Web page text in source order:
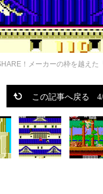
！メーカーの枠を越えた
この記事へ戻る